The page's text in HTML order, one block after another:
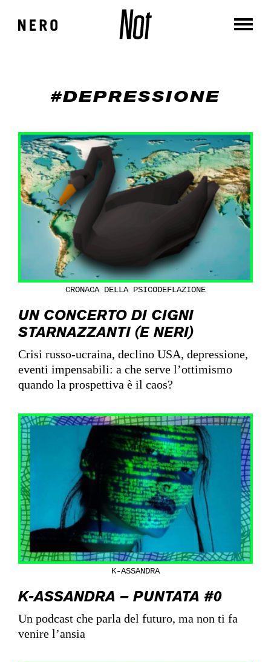
#DEPRESSIONE
CRONACA DELLA PSICODEFLAZIONE
UN CONCERTO DI CIGNI
STARNAZZANTI (E NERI)
Crisi russo-ucraina, declino USA, depressione,
eventi impensabili: a che serve l’ottimismo
quando la prospettiva è il caos?
K-ASSANDRA
K-ASSANDRA – PUNTATA #0
Un podcast che parla del futuro, ma non ti fa
venire l’ansia